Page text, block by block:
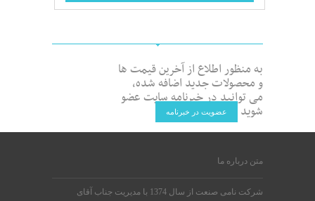
به منظور اطلاع از آخرین قیمت ها
و محصولات جدید اضافه شده،
می توانید در خبرنامه سایت عضو
شوید عضویت در خبرنامه
متن درباره ما
شرکت نامی صنعت از سال 1374 با مدیریت جناب آقای